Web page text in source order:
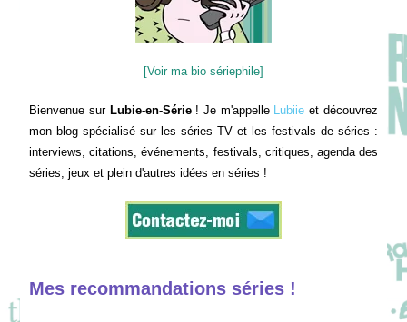
[Voir ma bio sériephile]
Bienvenue sur Lubie-en-Série! Je m'appelle Lubiie et découvrez
mon blog spécialisé sur les séries TV et les festivals de séries :
interviews, citations, événements, festivals, critiques, agenda des
séries, jeux et plein d'autres idées en séries !
Mes recommandations séries !